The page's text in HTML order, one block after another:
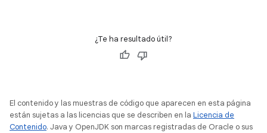
¿Te ha resultado útil?
El contenido y las muestras de código que aparecen en esta página
están sujetas a las licencias que se describen en la Licencia de
Contenido. Java y OpenJDK son marcas registradas de Oracle o sus